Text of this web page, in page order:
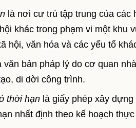
là nơi cư trú tập trung của các
khác trong phạm vi một
hội, văn hóa và các yếu tố
văn bản pháp lý do cơ quan
di dời công trình.
thời hạn là giấy phép xây
nhất định theo kế hoạch